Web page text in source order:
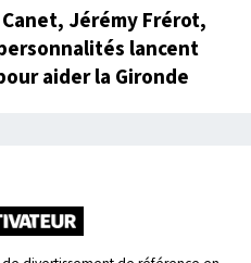
Jérémy Frérot,
lancent
aider la Gironde